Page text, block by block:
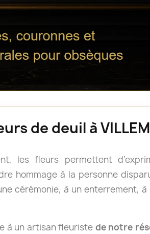
de deuil à
les fleurs permettent
hommage à la personne
cérémonie, à un enterrement, à
à un artisan fleuriste de notre